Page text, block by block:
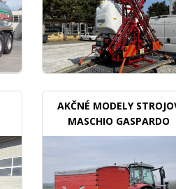
AKČNÉ MODELY
MASCHIO GASPARDO